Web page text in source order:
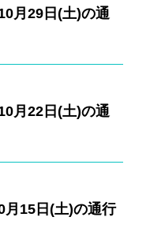
月29日(土)の通
月22日(土)の通
月15日(土)の通行